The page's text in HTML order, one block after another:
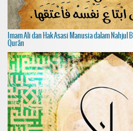
Imam Ali dan Hak Asasi Manusia dalam Nahjul
Qurân